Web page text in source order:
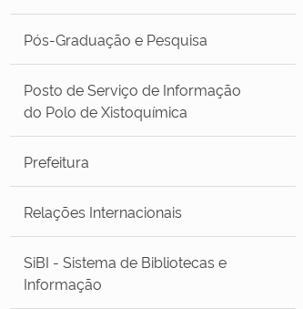
Pós-Graduação e Pesquisa
Posto de Serviço de Informação
do Polo de Xistoquímica
Prefeitura
Relações Internacionais
SiBI - Sistema de Bibliotecas e
Informação